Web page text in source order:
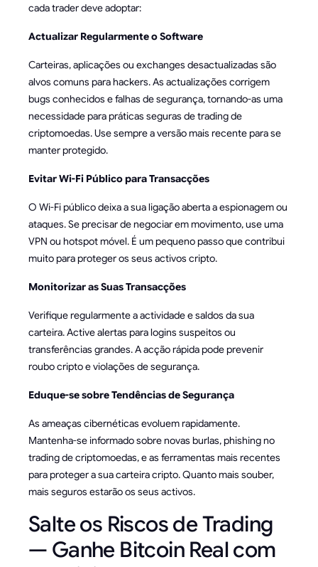
cada trader deve adoptar:
Actualizar Regularmente o Software
Carteiras, aplicações ou exchanges desactualizadas são
alvos comuns para hackers. As actualizações corrigem
bugs conhecidos e falhas de segurança, tornando-as uma
necessidade para práticas seguras de trading de
criptomoedas. Use sempre a versão mais recente para se
manter protegido.
Evitar Wi-Fi Público para Transacções
O Wi-Fi público deixa a sua ligação aberta a espionagem ou
ataques. Se precisar de negociar em movimento, use uma
VPN ou hotspot móvel. É um pequeno passo que contribui
muito para proteger os seus activos cripto.
Monitorizar as Suas Transacções
Verifique regularmente a actividade e saldos da sua
carteira. Active alertas para logins suspeitos ou
transferências grandes. A acção rápida pode prevenir
roubo cripto e violações de segurança.
Eduque-se sobre Tendências de Segurança
As ameaças cibernéticas evoluem rapidamente.
Mantenha-se informado sobre novas burlas, phishing no
trading de criptomoedas, e as ferramentas mais recentes
para proteger a sua carteira cripto. Quanto mais souber,
mais seguros estarão os seus activos.
Salte os Riscos de Trading
— Ganhe Bitcoin Real com